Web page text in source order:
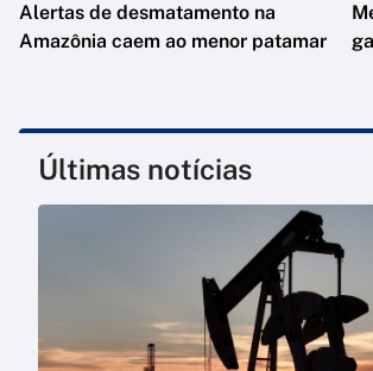
Alertas de desmatamento na
Amazônia caem ao menor patamar
Últimas notícias